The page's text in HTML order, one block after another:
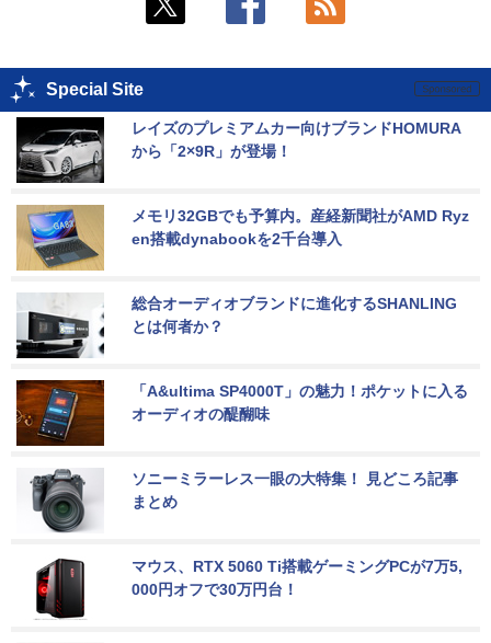
Special Site
レイズのプレミアムカー向けブランドHOMURA
から「2×9R」が登場！
メモリ32GBでも予算内。産経新聞社がAMD Ryz
en搭載dynabookを2千台導入
総合オーディオブランドに進化するSHANLING
とは何者か？
「A&ultima SP4000T」の魅力！ポケットに入る
オーディオの醍醐味
ソニーミラーレス一眼の大特集！ 見どころ記事
まとめ
マウス、RTX 5060 Ti搭載ゲーミングPCが7万5,
000円オフで30万円台！